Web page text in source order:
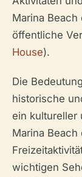
Marina
öffentliche
House).
Die
historische
ein kultureller
Marina
wichtigen